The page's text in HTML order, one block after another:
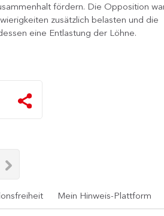
fördern. Die Opposition
zusätzlich belasten und die
eine Entlastung der Löhne.​
Mein Hinweis-Plattform